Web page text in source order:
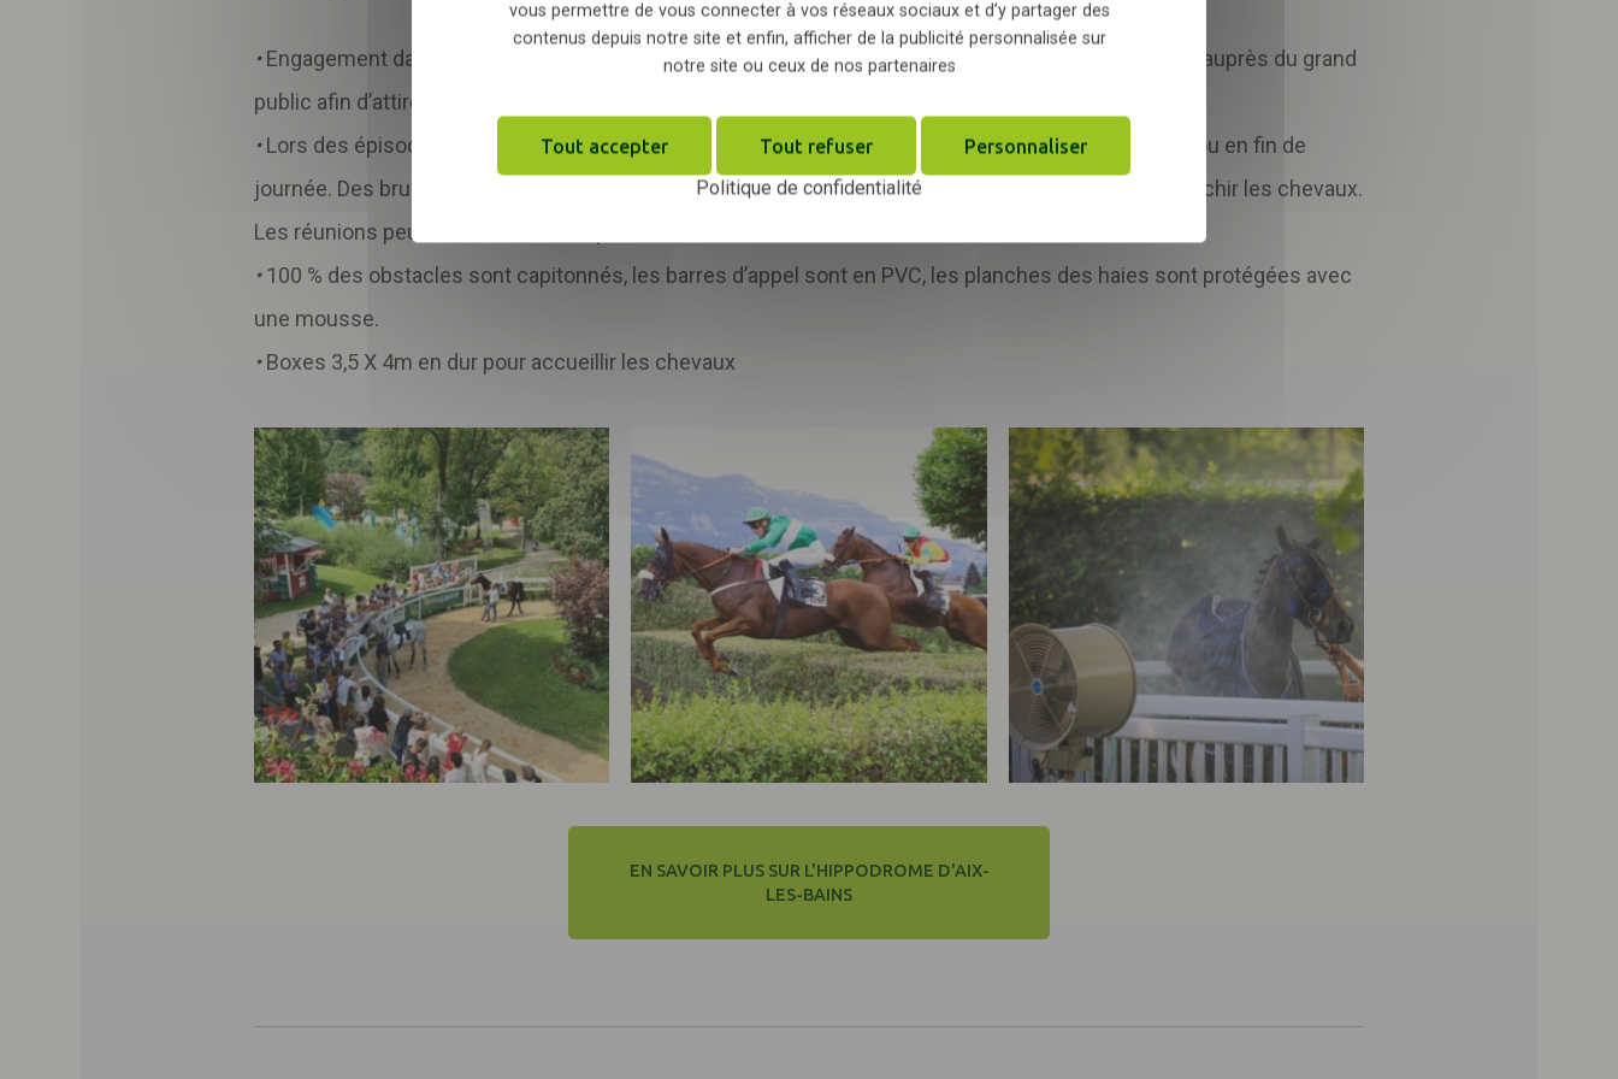
•Engagement dans le programme #RaceandCare: des journées de sensibilisation sont organisées auprès du grand
public afin d’attirer l’attention sur le bien-être équin.
•Lors des épisodes de fortes chaleur, le début des opérations des réunions est décalé tôt le matin ou en fin de
journée. Des brumisateurs sont également installés au niveau des ronds de présentation pour rafraichir les chevaux.
Les réunions peuvent même être reportées en cas de canicule.
•100 % des obstacles sont capitonnés, les barres d’appel sont en PVC, les planches des haies sont protégées avec
une mousse.
•Boxes 3,5 X 4m en dur pour accueillir les chevaux
EN SAVOIR PLUS SUR L'HIPPODROME D'AIX-
LES-BAINS
vous permettre de vous connecter à vos réseaux sociaux et d’y partager des
contenus depuis notre site et enfin, afficher de la publicité personnalisée sur
notre site ou ceux de nos partenaires
Tout accepter Tout refuser Personnaliser
Politique de confidentialité